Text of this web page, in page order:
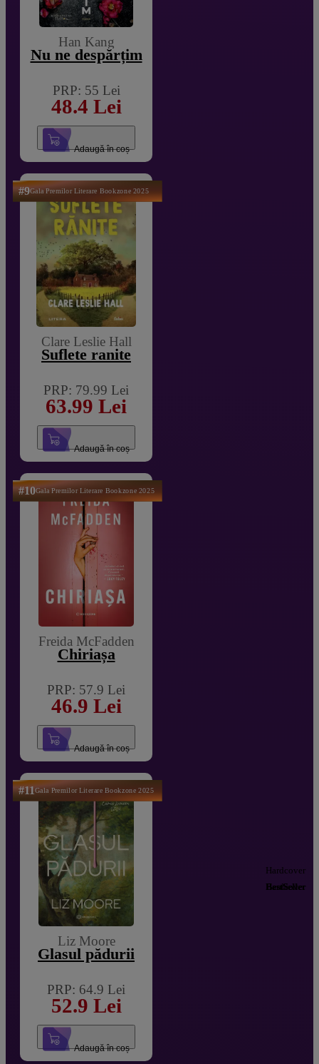
Han Kang
Nu ne despărțim
PRP: 55 Lei
48.4 Lei
Adaugă în coș
#9Gala Premilor Literare Bookzone 2025
Clare Leslie Hall
Suflete ranite
PRP: 79.99 Lei
63.99 Lei
Adaugă în coș
#10Gala Premilor Literare Bookzone 2025
Freida McFadden
Chiriașa
PRP: 57.9 Lei
46.9 Lei
Adaugă în coș
#11Gala Premilor Literare Bookzone 2025
Liz Moore
Glasul pădurii
PRP: 64.9 Lei
52.9 Lei
Adaugă în coș
BestSeller
Hardcover
Hardcover
BestSeller